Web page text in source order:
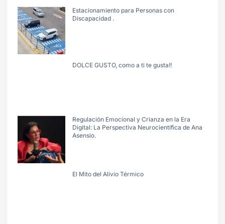
Estacionamiento para Personas con
Discapacidad .
DOLCE GUSTO, como a ti te gusta!!
Regulación Emocional y Crianza en la Era
Digital: La Perspectiva Neurocientífica de Ana
Asensio.
El Mito del Alivio Térmico